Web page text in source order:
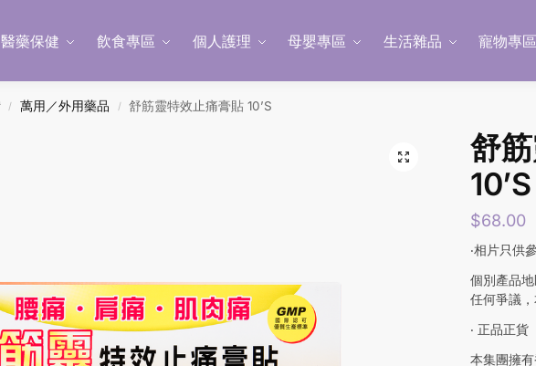
醫藥保健 飲食專區 個人護理 母嬰專區 生活雜品 寵物專
/ 萬用／外用藥品 / 舒筋靈特效止痛膏貼 10’S
舒
10’S
$68.00
‧相片只供
個別產品
任何爭議
‧ 正品正貨
本集團擁